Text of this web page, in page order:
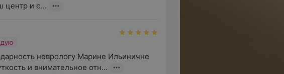
центр и о...
неврологу Марине Ильиничне
и внимательное отн...